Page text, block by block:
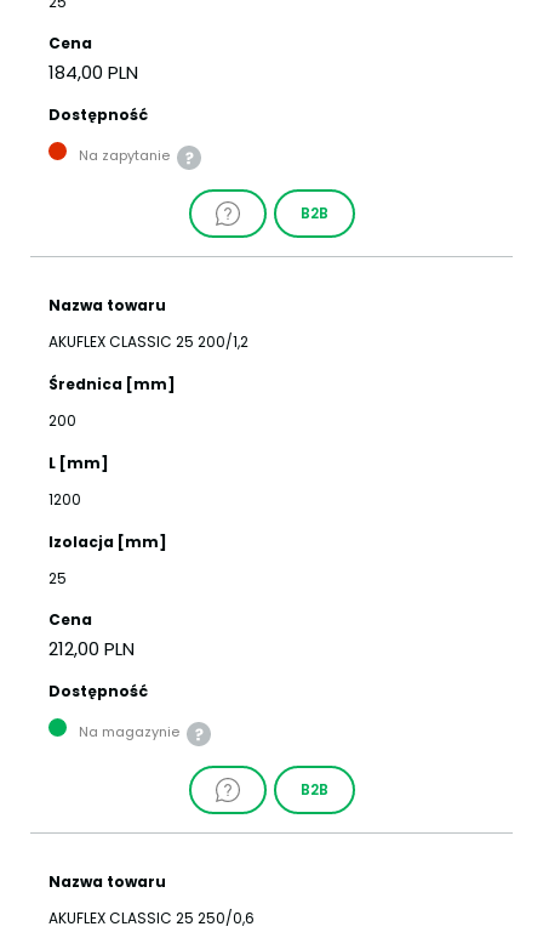
Cena
184,00 PLN
Dostępność
Na zapytanie
B2B
Nazwa towaru
AKUFLEX CLASSIC 25 200/1,2
Średnica [mm]
200
L [mm]
1200
Izolacja [mm]
25
Cena
212,00 PLN
Dostępność
Na magazynie
B2B
Nazwa towaru
AKUFLEX CLASSIC 25 250/0,6